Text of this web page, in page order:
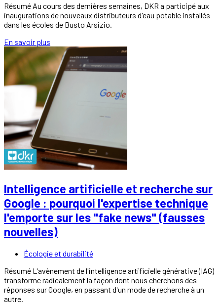
Résumé Au cours des dernières semaines, DKR a participé aux
inaugurations de nouveaux distributeurs d'eau potable installés
dans les écoles de Busto Arsizio.
En savoir plus
Intelligence artificielle et recherche sur
Google : pourquoi l'expertise technique
l'emporte sur les "fake news" (fausses
nouvelles)
Écologie et durabilité
Résumé L'avènement de l'intelligence artificielle générative (IAG)
transforme radicalement la façon dont nous cherchons des
réponses sur Google, en passant d'un mode de recherche à un
autre.